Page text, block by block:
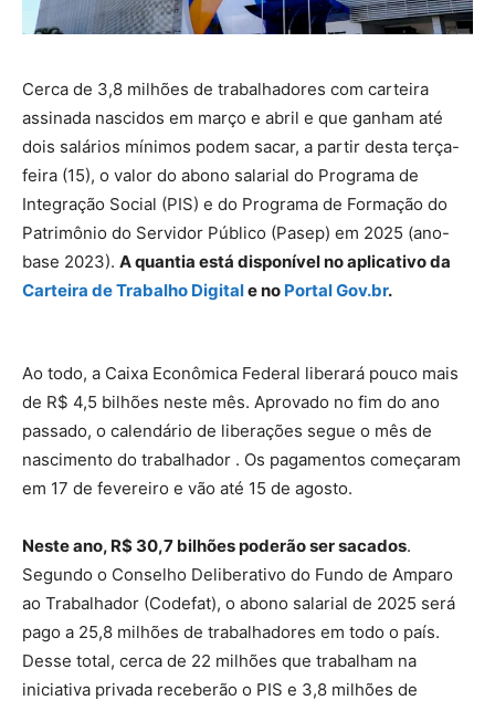
Cerca de 3,8 milhões de trabalhadores com carteira
assinada nascidos em março e abril e que ganham até
dois salários mínimos podem sacar, a partir desta terça-
feira (15), o valor do abono salarial do Programa de
Integração Social (PIS) e do Programa de Formação do
Patrimônio do Servidor Público (Pasep) em 2025 (ano-
base 2023). A quantia está disponível no aplicativo da
Carteira de Trabalho Digitale no Portal Gov.br.
Ao todo, a Caixa Econômica Federal liberará pouco mais
de R$ 4,5 bilhões neste mês. Aprovado no fim do ano
passado, o calendário de liberações segue o mês de
nascimento do trabalhador . Os pagamentos começaram
em 17 de fevereiro e vão até 15 de agosto.
Neste ano, R$ 30,7 bilhões poderão ser sacados.
Segundo o Conselho Deliberativo do Fundo de Amparo
ao Trabalhador (Codefat), o abono salarial de 2025 será
pago a 25,8 milhões de trabalhadores em todo o país.
Desse total, cerca de 22 milhões que trabalham na
iniciativa privada receberão o PIS e 3,8 milhões de